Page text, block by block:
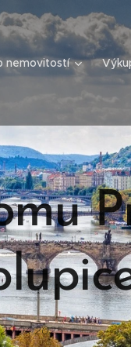
nemovitostí
29.04.2025